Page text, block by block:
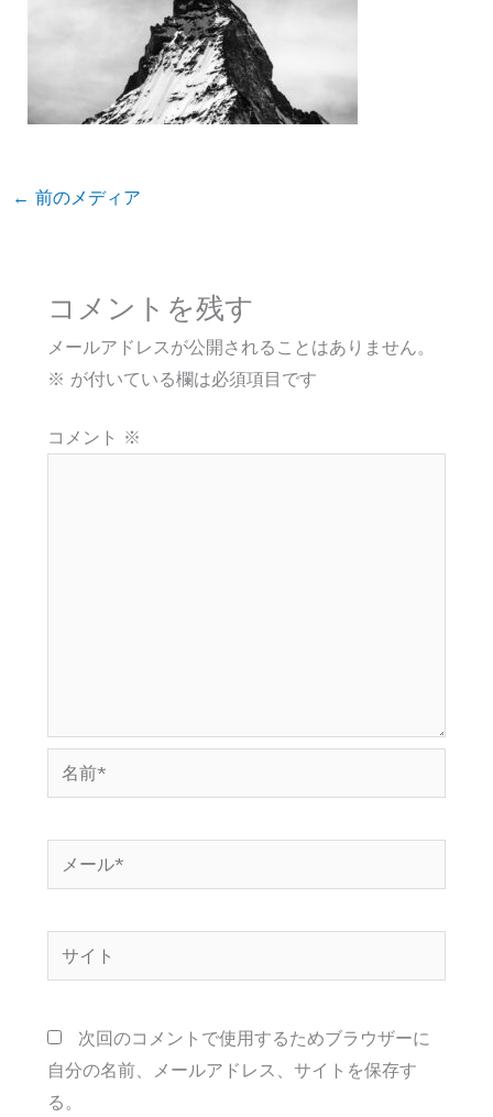
← 前のメディア
コメントを残す
メールアドレスが公開されることはありません。
※ が付いている欄は必須項目です
コメント ※
前
ー
イ
次回のコメントで使用するためブラウザーに
自分の名前、メールアドレス、サイトを保存す
る。